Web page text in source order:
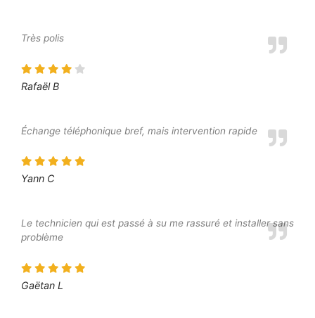
Très polis
Rafaël B
Échange téléphonique bref, mais intervention rapide
Yann C
Le technicien qui est passé à su me rassuré et installer sans
problème
Gaëtan L